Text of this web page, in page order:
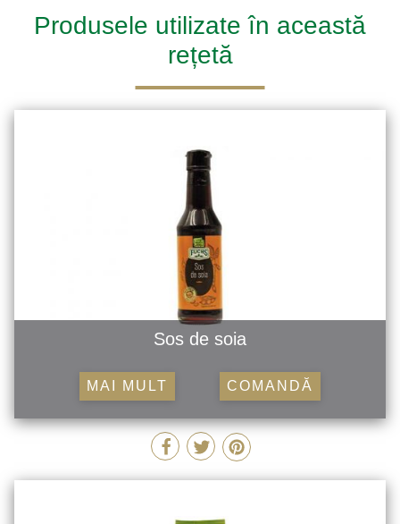
Produsele utilizate în această
rețetă
Sos de soia
MAI MULT COMANDĂ